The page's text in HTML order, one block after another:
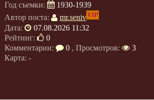
Год съемки:
1930-1939
Автор поста:
mr.senivVIP
Дата:
07.08.2026 11:32
Рейтинг:
0
Комментарии:
0 , Просмотров:
3
Карта: -